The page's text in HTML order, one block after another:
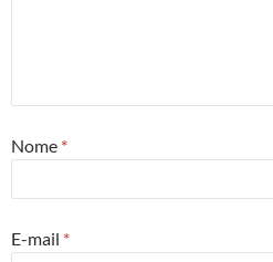
Nome *
E-mail *